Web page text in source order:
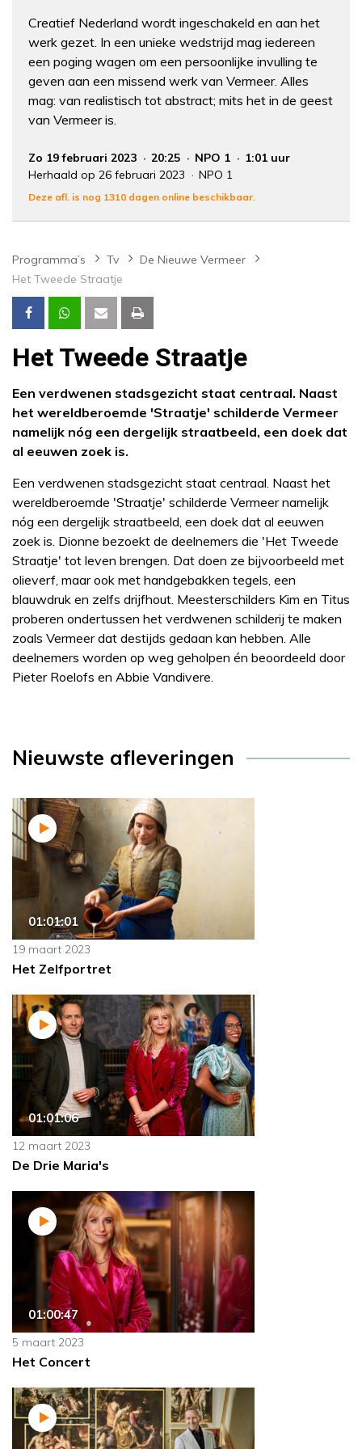
Creatief Nederland wordt ingeschakeld en aan het
werk gezet. In een unieke wedstrijd mag iedereen
een poging wagen om een persoonlijke invulling te
geven aan een missend werk van Vermeer. Alles
mag: van realistisch tot abstract; mits het in de geest
van Vermeer is.
Zo 19 februari 2023 20:25 NPO 1
1:01 uur
Herhaald op 26 februari 2023
NPO 1
Deze afl. is nog 1310 dagen online beschikbaar.
Programma’s Tv
De Nieuwe Vermeer
Het Tweede Straatje
Het Tweede Straatje
Een verdwenen stadsgezicht staat centraal. Naast
het wereldberoemde 'Straatje' schilderde Vermeer
namelijk nóg een dergelijk straatbeeld, een doek dat
al eeuwen zoek is.
Een verdwenen stadsgezicht staat centraal. Naast het
wereldberoemde 'Straatje' schilderde Vermeer namelijk
nóg een dergelijk straatbeeld, een doek dat al eeuwen
zoek is. Dionne bezoekt de deelnemers die 'Het Tweede
Straatje' tot leven brengen. Dat doen ze bijvoorbeeld met
olieverf, maar ook met handgebakken tegels, een
blauwdruk en zelfs drijfhout. Meesterschilders Kim en Titus
proberen ondertussen het verdwenen schilderij te maken
zoals Vermeer dat destijds gedaan kan hebben. Alle
deelnemers worden op weg geholpen én beoordeeld door
Pieter Roelofs en Abbie Vandivere.
Nieuwste afleveringen
01:01:01
19 maart 2023
Het Zelfportret
01:01:06
12 maart 2023
De Drie Maria's
01:00:47
5 maart 2023
Het Concert